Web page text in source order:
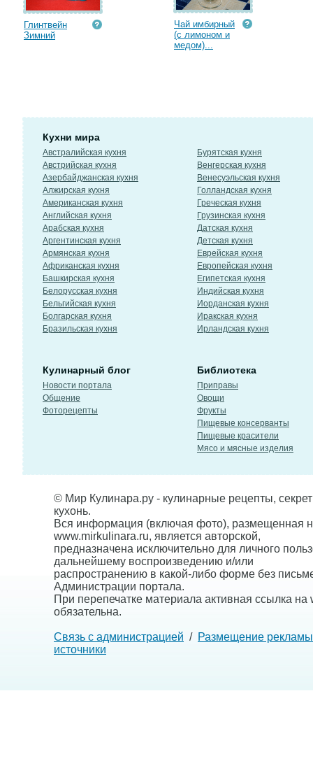
Глинтвейн
Зимний
Чай имбирный
(с лимоном и
медом)...
Кухни мира
Австралийская кухня
Австрийская кухня
Азербайджанская кухня
Алжирская кухня
Американская кухня
Английская кухня
Арабская кухня
Аргентинская кухня
Армянская кухня
Африканская кухня
Башкирская кухня
Белорусская кухня
Бельгийская кухня
Болгарская кухня
Бразильская кухня
Бурятская кухня
Венгерская кухня
Венесуэльская кухня
Голландская кухня
Греческая кухня
Грузинская кухня
Датская кухня
Детская кухня
Еврейская кухня
Европейская кухня
Египетская кухня
Индийская кухня
Иорданская кухня
Иракская кухня
Ирландская кухня
Кулинарный блог
Новости портала
Общение
Фоторецепты
Библиотека
Приправы
Овощи
Фрукты
Пищевые консерванты
Пищевые красители
Мясо и мясные изделия
© Мир Кулинара.ру - кулинарные рецепты,
кухонь.
Вся информация (включая фото), размещенная
www.mirkulinara.ru, является авторской,
предназначена исключительно для личного
дальнейшему воспроизведению и/или
распространению в какой-либо форме без
Администрации портала.
При перепечатке материала активная ссылка на
обязательна.
Связь с администрацией / Размещение рекламы
источники